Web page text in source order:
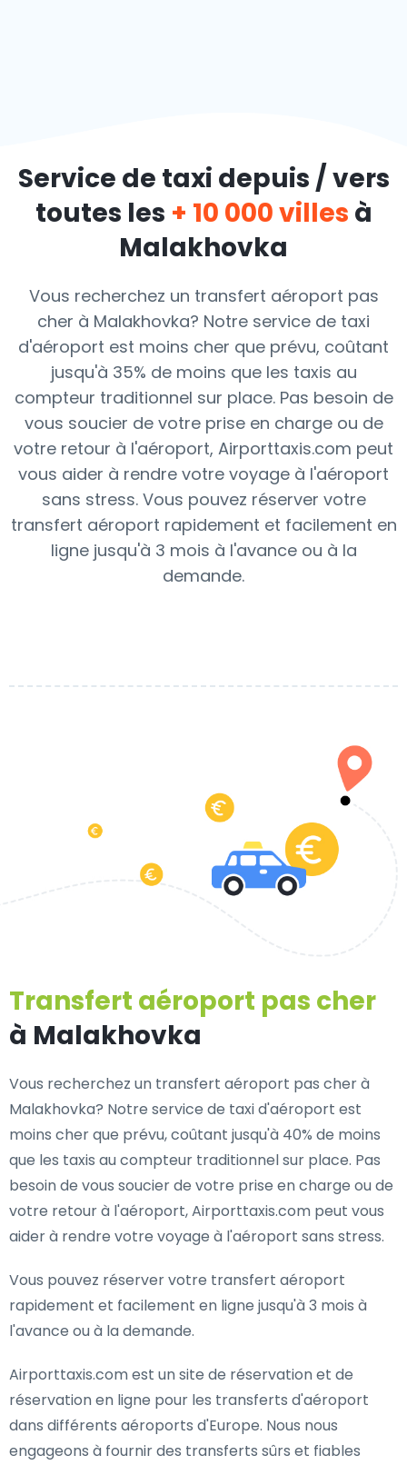
Service de taxi depuis / vers
toutes les + 10 000 villes à
Malakhovka
Vous recherchez un transfert aéroport pas
cher à Malakhovka? Notre service de taxi
d'aéroport est moins cher que prévu, coûtant
jusqu'à 35% de moins que les taxis au
compteur traditionnel sur place. Pas besoin de
vous soucier de votre prise en charge ou de
votre retour à l'aéroport, Airporttaxis.com peut
vous aider à rendre votre voyage à l'aéroport
sans stress. Vous pouvez réserver votre
transfert aéroport rapidement et facilement en
ligne jusqu'à 3 mois à l'avance ou à la
demande.
Transfert aéroport pas cher
à Malakhovka
Vous recherchez un transfert aéroport pas cher à
Malakhovka? Notre service de taxi d'aéroport est
moins cher que prévu, coûtant jusqu'à 40% de moins
que les taxis au compteur traditionnel sur place. Pas
besoin de vous soucier de votre prise en charge ou de
votre retour à l'aéroport, Airporttaxis.com peut vous
aider à rendre votre voyage à l'aéroport sans stress.
Vous pouvez réserver votre transfert aéroport
rapidement et facilement en ligne jusqu'à 3 mois à
l'avance ou à la demande.
Airporttaxis.com est un site de réservation et de
réservation en ligne pour les transferts d'aéroport
dans différents aéroports d'Europe. Nous nous
engageons à fournir des transferts sûrs et fiables